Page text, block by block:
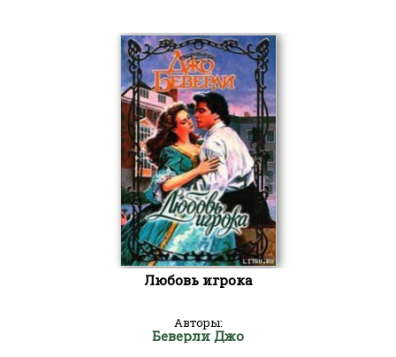
Любовь игрока
Авторы:
Беверли Джо